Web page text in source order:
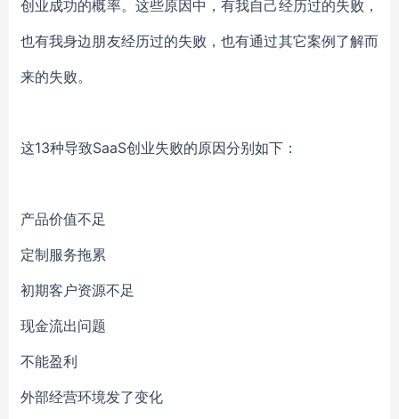
创业成功的概率。这些原因中，有我自己经历过的失败，
也有我身边朋友经历过的失败，也有通过其它案例了解而
来的失败。
这13种导致SaaS创业失败的原因分别如下：
产品价值不足
定制服务拖累
初期客户资源不足
现金流出问题
不能盈利
外部经营环境发了变化